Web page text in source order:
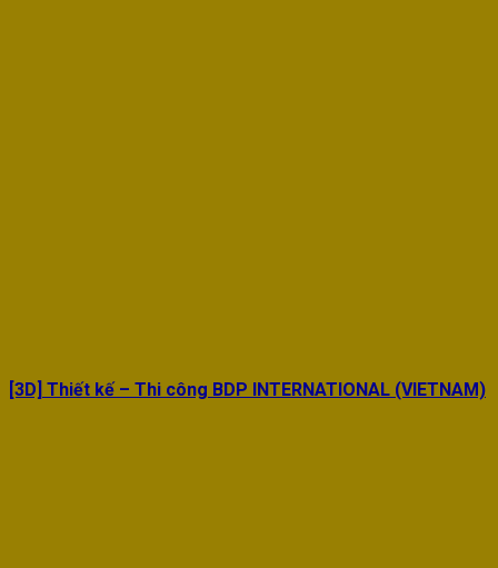
[3D] Thiết kế – Thi công BDP INTERNATIONAL (VIETNAM)